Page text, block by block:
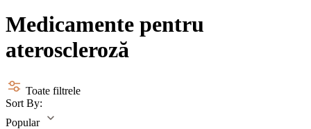
Medicamente pentru
ateroscleroză
Toate filtrele
Sort By:
Popular